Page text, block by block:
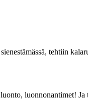
tehtiin
luonnonantimet! Ja